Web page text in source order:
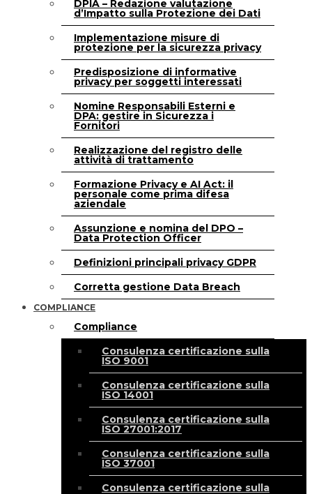
DPIA – Redazione valutazione
d’Impatto sulla Protezione dei Dati
Implementazione misure di
protezione per la sicurezza privacy
Predisposizione di informative
privacy per soggetti interessati
Nomine Responsabili Esterni e
DPA: gestire in Sicurezza i
Fornitori
Realizzazione del registro delle
attività di trattamento
Formazione Privacy e AI Act: il
personale come prima difesa
aziendale
Assunzione e nomina del DPO –
Data Protection Officer
Definizioni principali privacy GDPR
Corretta gestione Data Breach
COMPLIANCE
Compliance
Consulenza certificazione sulla
ISO 9001
Consulenza certificazione sulla
ISO 14001
Consulenza certificazione sulla
ISO 27001:2017
Consulenza certificazione sulla
ISO 37001
Consulenza certificazione sulla